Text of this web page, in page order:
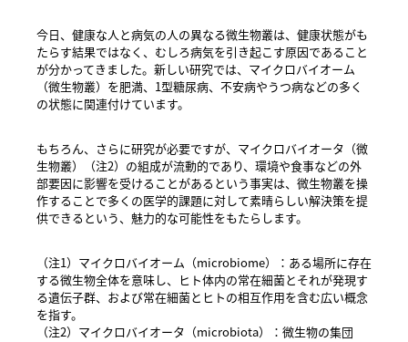
今日、健康な人と病気の人の異なる微生物叢は、健康状態がも
たらす結果ではなく、むしろ病気を引き起こす原因であること
が分かってきました。新しい研究では、マイクロバイオーム
（微生物叢）を肥満、1型糖尿病、不安病やうつ病などの多く
の状態に関連付けています。
もちろん、さらに研究が必要ですが、マイクロバイオータ（微
生物叢）（注2）の組成が流動的であり、環境や食事などの外
部要因に影響を受けることがあるという事実は、微生物叢を操
作することで多くの医学的課題に対して素晴らしい解決策を提
供できるという、魅力的な可能性をもたらします。
（注1）マイクロバイオーム（microbiome）：ある場所に存在
する微生物全体を意味し、ヒト体内の常在細菌とそれが発現す
る遺伝子群、および常在細菌とヒトの相互作用を含む広い概念
を指す。
（注2）マイクロバイオータ（microbiota）：微生物の集団